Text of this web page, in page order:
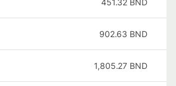
451.32 BND
902.63 BND
1,805.27 BND